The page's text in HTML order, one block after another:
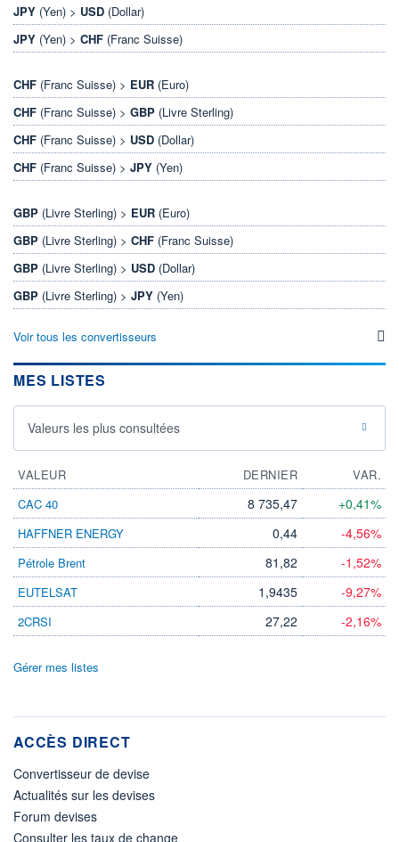
JPY (Yen) > USD (Dollar)
JPY (Yen) > CHF (Franc Suisse)
CHF (Franc Suisse) > EUR (Euro)
CHF (Franc Suisse) > GBP (Livre Sterling)
CHF (Franc Suisse) > USD (Dollar)
CHF (Franc Suisse) > JPY (Yen)
GBP (Livre Sterling) > EUR (Euro)
GBP (Livre Sterling) > CHF (Franc Suisse)
GBP (Livre Sterling) > USD (Dollar)
GBP (Livre Sterling) > JPY (Yen)
Voir tous les convertisseurs
MES LISTES
Valeurs les plus consultées
VALEUR DERNIER
VAR.
CAC 40
8 735,47 +0,41%
HAFFNER ENERGY 0,44 -4,56%
Pétrole Brent 81,82 -1,52%
EUTELSAT 1,9435 -9,27%
2CRSI 27,22 -2,16%
Gérer mes listes
ACCÈS DIRECT
Convertisseur de devise
Actualités sur les devises
Forum devises
Consulter les taux de change